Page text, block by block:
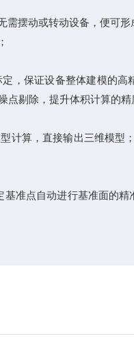
摆动或转动设备，便可形
保证设备整体建模的高
剔除，提升体积计算的精
算，直接输出三维模型
点自动进行基准面的